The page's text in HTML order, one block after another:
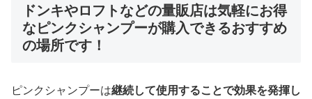
ドンキやロフトなどの量販店は気軽にお得
なピンクシャンプーが購入できるおすすめ
の場所です！
ピンクシャンプーは継続して使用することで効果を発揮し